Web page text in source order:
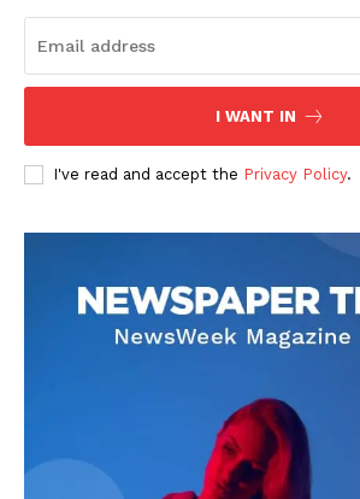
DOWNLOAD NOW
AIN NEWS 1
Contact Us
I WANT IN
I've read and accept the Privacy Policy.